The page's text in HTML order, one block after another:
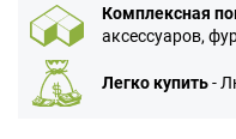
Комплексная
аксессуаров,
Легко купить-